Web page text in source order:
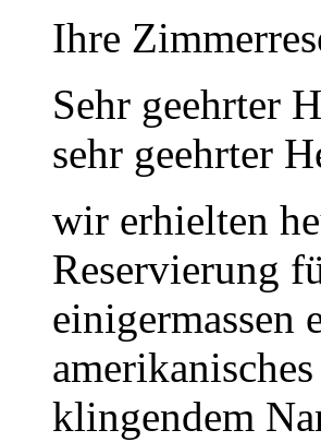
Ihre
Sehr geehrter
sehr geehrter
wir erhielten
Reservierung
einigermassen
klingendem